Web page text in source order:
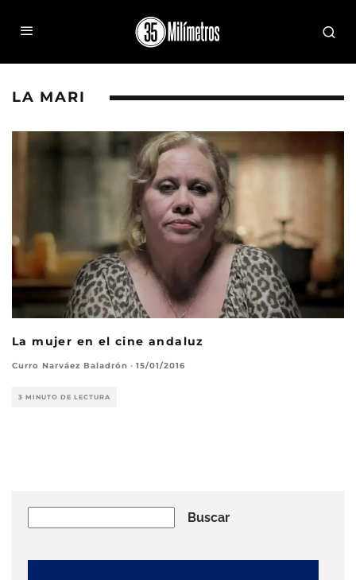
LA MARI
La mujer en el cine andaluz
Curro Narváez Baladrón · 15/01/2016
3 MINUTO DE LECTURA
Buscar